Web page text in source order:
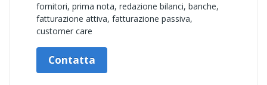
fornitori, prima nota, redazione bilanci, banche,
fatturazione attiva, fatturazione passiva,
customer care
Contatta